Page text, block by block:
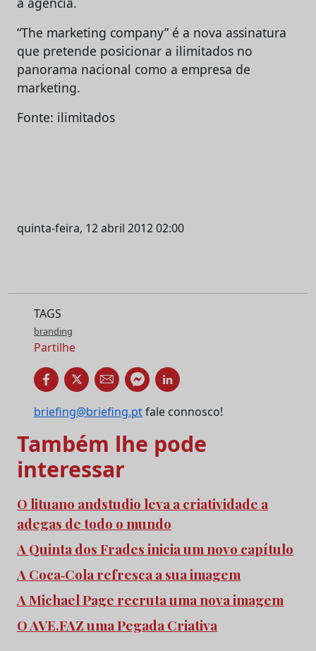
“The marketing company” é a nova assinatura
que pretende posicionar a ilimitados no
panorama nacional como a empresa de
marketing.
Fonte: ilimitados
quinta-feira, 12 abril 2012 02:00
TAGS
branding
Partilhe
briefing@briefing.ptfale connosco!
Também lhe pode
interessar
O lituano andstudio leva a criatividade a
adegas de todo o mundo
A Quinta dos Frades inicia um novo capítulo
A Coca‑Cola refresca a sua imagem
A Michael Page recruta uma nova imagem
O AVE.FAZ uma Pegada Criativa